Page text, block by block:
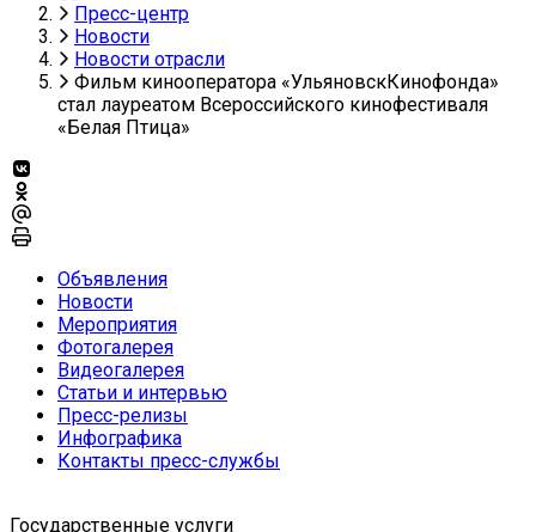
Пресс-центр
Новости
Новости отрасли
Фильм кинооператора «УльяновскКинофонда»
стал лауреатом Всероссийского кинофестиваля
«Белая Птица»
Объявления
Новости
Мероприятия
Фотогалерея
Видеогалерея
Статьи и интервью
Пресс-релизы
Инфографика
Контакты пресс-службы
Государственные услуги